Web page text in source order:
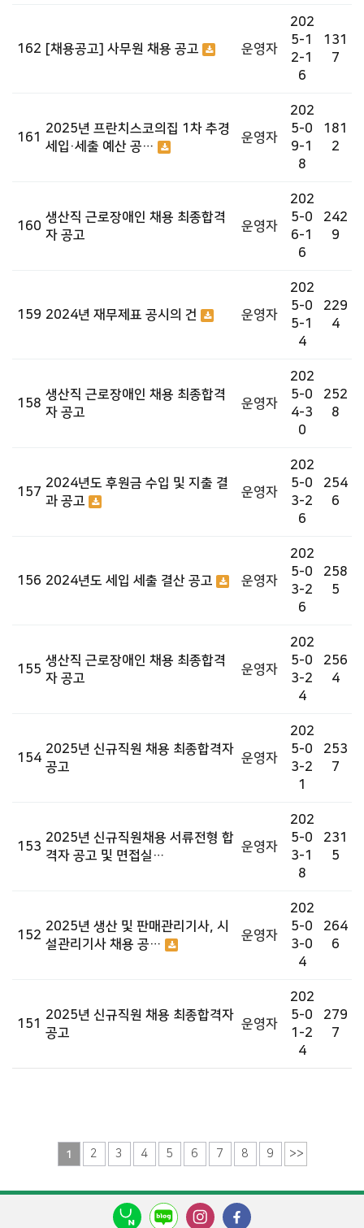
162 [채용공고] 사무원 채용 공고 운영자
202
5-1
2-1
6
131
7
161
2025년 프란치스코의집 1차 추경
세입·세출 예산 공…
운영자
202
5-0
9-1
8
181
2
160
생산직 근로장애인 채용 최종합격
자 공고
운영자
202
5-0
6-1
6
242
9
159 2024년 재무제표 공시의 건 운영자
202
5-0
5-1
4
229
4
158
생산직 근로장애인 채용 최종합격
자 공고
운영자
202
5-0
4-3
0
252
8
157
2024년도 후원금 수입 및 지출 결
과 공고
운영자
202
5-0
3-2
6
254
6
156 2024년도 세입 세출 결산 공고 운영자
202
5-0
3-2
6
258
5
155
생산직 근로장애인 채용 최종합격
자 공고
운영자
202
5-0
3-2
4
256
4
154
2025년 신규직원 채용 최종합격자
공고
운영자
202
5-0
3-2
1
253
7
153
2025년 신규직원채용 서류전형 합
격자 공고 및 면접실…
운영자
202
5-0
3-1
8
231
5
152
2025년 생산 및 판매관리기사, 시
설관리기사 채용 공…
운영자
202
5-0
3-0
4
264
6
151
2025년 신규직원 채용 최종합격자
공고
운영자
202
5-0
1-2
4
279
7
1 2 3 4 5 6 7 8 9